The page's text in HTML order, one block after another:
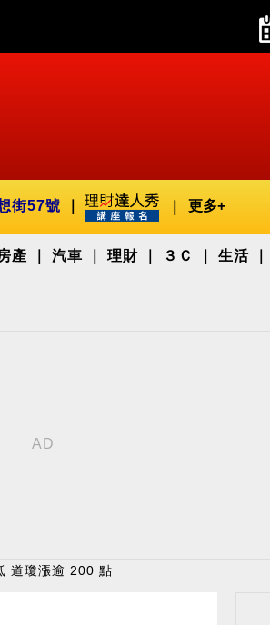
街57號 更多+
產 汽車 理財 ３Ｃ 生活
道瓊漲逾 200 點